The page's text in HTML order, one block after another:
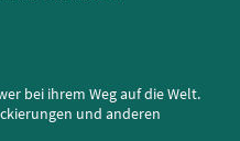
bei ihrem Weg auf die Welt.
und anderen